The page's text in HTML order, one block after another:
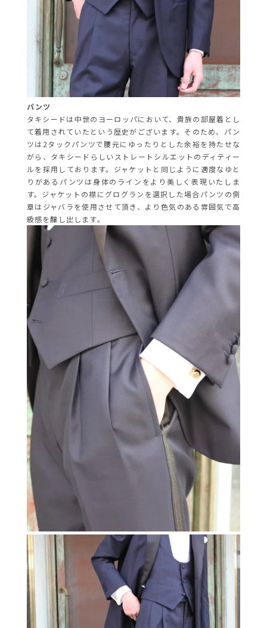
パンツ
タキシードは中世のヨーロッパにおいて、貴族の部屋着とし
て着用されていたという歴史がございます。そのため、パン
ツは2タックパンツで腰元にゆったりとした余裕を持たせな
がら、タキシードらしいストレートシルエットのディティー
ルを採用しております。ジャケットと同じように適度なゆと
りがあるパンツは身体のラインをより美しく表現いたしま
す。ジャケットの襟にグログランを選択した場合パンツの側
章はジャバラを使用させて頂き、より色気のある雰囲気で高
級感を醸し出します。